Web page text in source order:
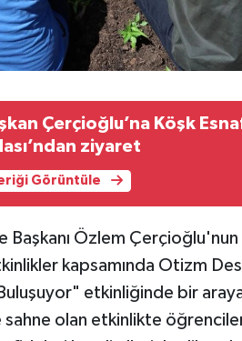
Çerçioğlu’na Köşk
ziyaret
Görüntüle
Başkanı Özlem
kapsamında Otizm
etkinliğinde bir
olan etkinlikte